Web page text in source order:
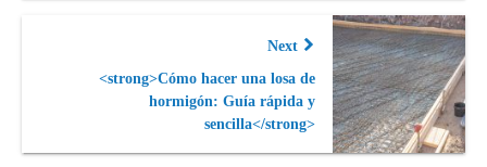
Next
<strong>Cómo hacer una losa de
hormigón: Guía rápida y
sencilla</strong>